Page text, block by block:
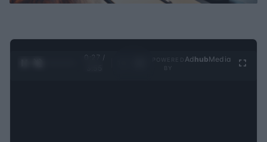
0:28 /
Ad hubMedia